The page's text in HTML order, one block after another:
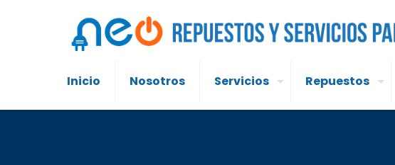
Inicio Nosotros Servicios Repuestos